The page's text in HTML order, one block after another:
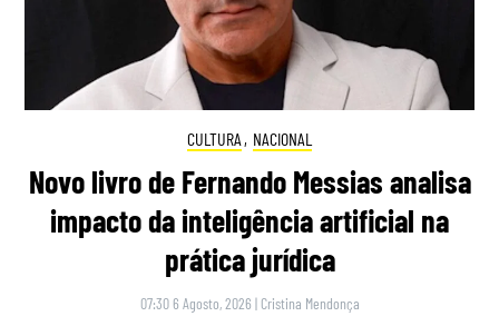
CULTURA , NACIONAL
Novo livro de Fernando Messias analisa
impacto da inteligência artificial na
prática jurídica
07:30 6 Agosto, 2026 | Cristina Mendonça